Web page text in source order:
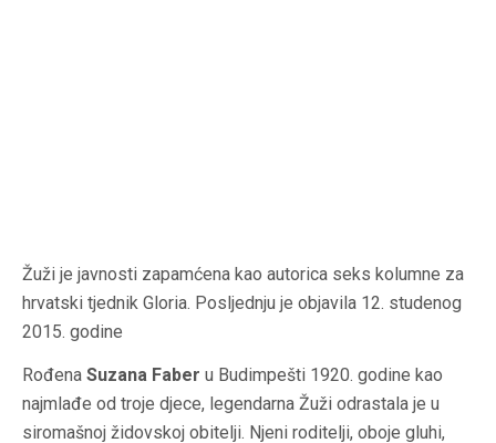
Žuži je javnosti zapamćena kao autorica seks kolumne za
hrvatski tjednik Gloria. Posljednju je objavila 12. studenog
2015. godine
Rođena Suzana Faber u Budimpešti 1920. godine kao
najmlađe od troje djece, legendarna Žuži odrastala je u
siromašnoj židovskoj obitelji. Njeni roditelji, oboje gluhi,